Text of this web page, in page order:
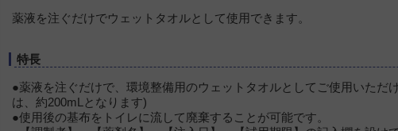
薬液を注ぐだけでウェットタオルとして使用できます。
特長
●薬液を注ぐだけで、環境整備用のウェットタオルとしてご使用いただ
は、約200mLとなります)
●使用後の基布をトイレに流して廃棄することが可能です。